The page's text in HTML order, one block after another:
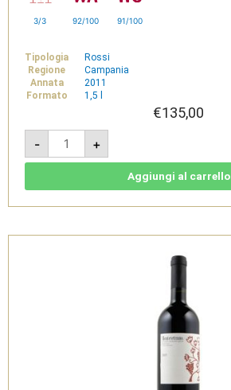
3/3 92/100 91/100
Tipologia
Rossi
Regione
Campania
Annata
2011
Formato
1,5 l
€135,00
-
Montevetrano
2011
-
IGT
1,5L
+
Aggiungi al carrello